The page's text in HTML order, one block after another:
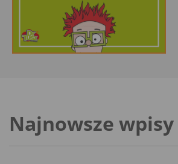
Najnowsze wpisy